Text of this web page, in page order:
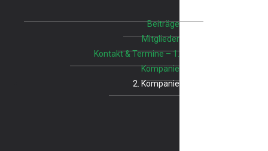
Beiträge
Mitglieder
Kontakt & Termine – 1.
Kompanie
2. Kompanie